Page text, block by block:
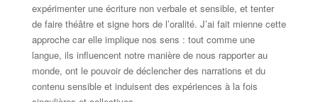
expérimenter une écriture non verbale et sensible, et tenter
de faire théâtre et signe hors de l’oralité. J’ai fait mienne cette
approche car elle implique nos sens : tout comme une
langue, ils influencent notre manière de nous rapporter au
monde, ont le pouvoir de déclencher des narrations et du
contenu sensible et induisent des expériences à la fois